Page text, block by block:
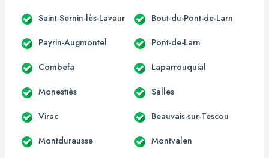
Saint-Sernin-lès-Lavaur Bout-du-Pont-de-Larn
Payrin-Augmontel Pont-de-Larn
Combefa Laparrouquial
Monestiès Salles
Virac Beauvais-sur-Tescou
Montdurausse Montvalen